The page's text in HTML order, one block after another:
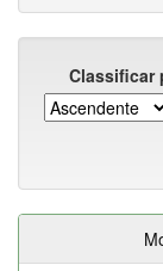
Classificar